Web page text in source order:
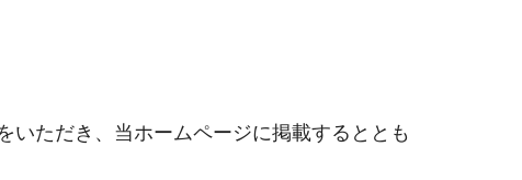
ただき、当ホームページに掲載するととも